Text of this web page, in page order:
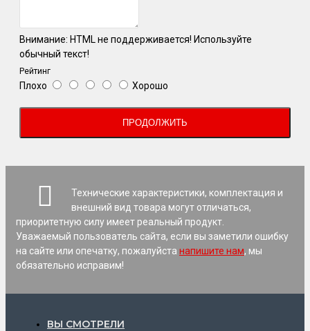
Внимание: HTML не поддерживается! Используйте
обычный текст!
Рейтинг
Плохо Хорошо
ПРОДОЛЖИТЬ
Технические характеристики, комплектация и
внешний вид товара могут отличаться,
приоритетную силу имеет реальный продукт.
Уважаемый пользователь сайта, если вы заметили ошибку
на сайте или опечатку, пожалуйста напишите нам, мы
обязательно исправим!
ВЫ СМОТРЕЛИ